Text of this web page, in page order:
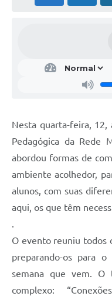
Nesta quarta-feira, 12,
Pedagógica da Rede
abordou formas de
ambiente acolhedor,
alunos, com suas
aqui, os que têm
O evento reuniu todos
preparando-os para
semana que vem.
complexo: